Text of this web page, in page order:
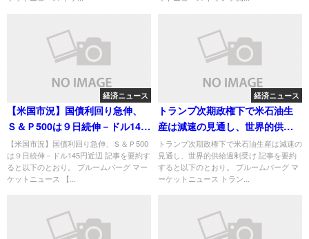
経済ニュース
【米国市況】国債利回り急伸、
Ｓ＆Ｐ500は９日続伸－ドル145
円近辺
【米国市況】国債利回り急伸、Ｓ＆Ｐ500
は９日続伸－ドル145円近辺 記事を要約す
ると以下のとおり。 ブルームバーグ マー
ケットニュース 【...
経済ニュース
トランプ次期政権下で米石油生
産は減速の見通し、世界的供給
過剰受け
トランプ次期政権下で米石油生産は減速の
見通し、世界的供給過剰受け 記事を要約
すると以下のとおり。 ブルームバーグ マ
ーケットニュース トラン...